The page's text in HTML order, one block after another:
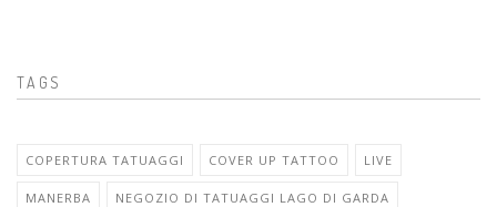
TAGS
COPERTURA TATUAGGI COVER UP TATTOO LIVE
MANERBA NEGOZIO DI TATUAGGI LAGO DI GARDA